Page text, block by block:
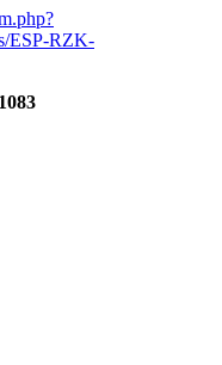
ESP-RZK-